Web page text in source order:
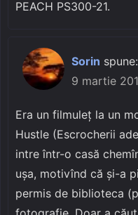
PEACH PS300-21.
Sorin spune:
9 martie
Era un filmuleţ la un
Hustle (Escrocherii
intre într-o casă
uşa, motivînd că şi-a
permis de biblioteca